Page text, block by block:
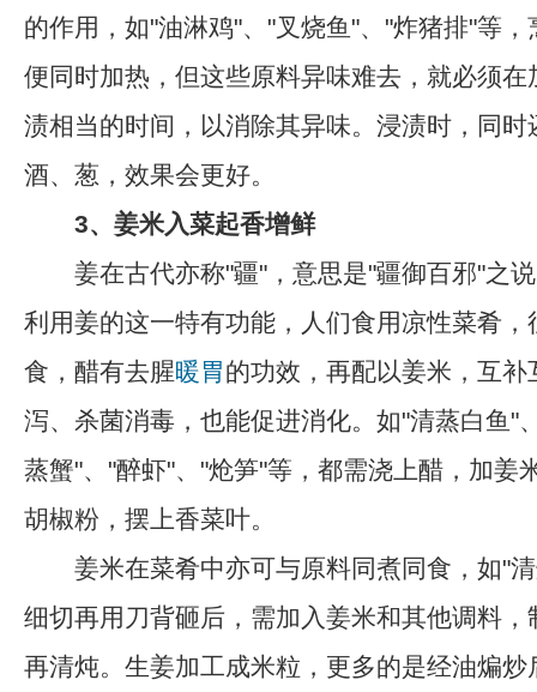
的作用，如"油淋鸡"、"叉烧鱼"、"炸猪排"等
便同时加热，但这些原料异味难去，就必须在
渍相当的时间，以消除其异味。浸渍时，同时
酒、葱，效果会更好。
3、姜米入菜起香增鲜
姜在古代亦称"疆"，意思是"疆御百邪"之说
利用姜的这一特有功能，人们食用凉性菜肴，
食，醋有去腥暖胃的功效，再配以姜米，互
泻、杀菌消毒，也能促进消化。如"清蒸白鱼"
蒸蟹"、"醉虾"、"炝笋"等，都需浇上醋，加姜
胡椒粉，摆上香菜叶。
姜米在菜肴中亦可与原料同煮同食，如"清
细切再用刀背砸后，需加入姜米和其他调料，
再清炖。生姜加工成米粒，更多的是经油煸炒